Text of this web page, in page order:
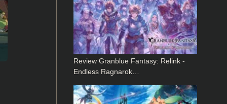
Review Granblue Fantasy: Relink -
Endless Ragnarok…